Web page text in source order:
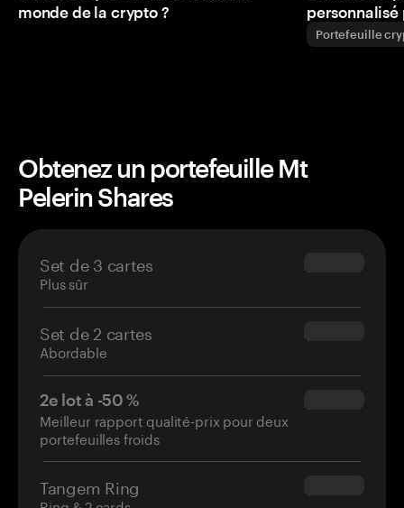
monde de la crypto ?
personnalisé
Portefeuille
Obtenez un portefeuille Mt
Pelerin Shares
Set de 3 cartes
Plus sûr
$69.90
Set de 2 cartes
Abordable
$54.90
2e lot à -50 %
Meilleur rapport qualité-prix pour deux
portefeuilles froids
$34.95
Tangem Ring $160.00